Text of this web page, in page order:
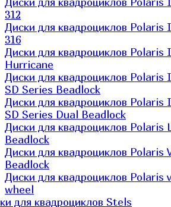
312
Диски для квадроциклов Polaris
316
Диски для квадроциклов Polaris
Hurricane
Диски для квадроциклов Polaris
SD Series Beadlock
Диски для квадроциклов Polaris
SD Series Dual Beadlock
Диски для квадроциклов Polaris
Beadlock
Диски для квадроциклов Polaris
Beadlock
Диски для квадроциклов Polaris
wheel
для квадроциклов Stels